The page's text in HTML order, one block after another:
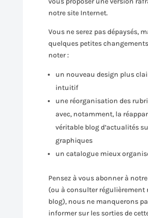
notre site Internet.
Vous ne serez pas dépaysés,
quelques petites
noter :
un nouveau design plus
intuitif
une réorganisation des
avec, notamment, la
véritable blog d’actualités
graphiques
un catalogue mieux
Pensez à vous abonner à
(ou à consulter régulièrement
blog), nous ne manquerons
informer sur les sorties de